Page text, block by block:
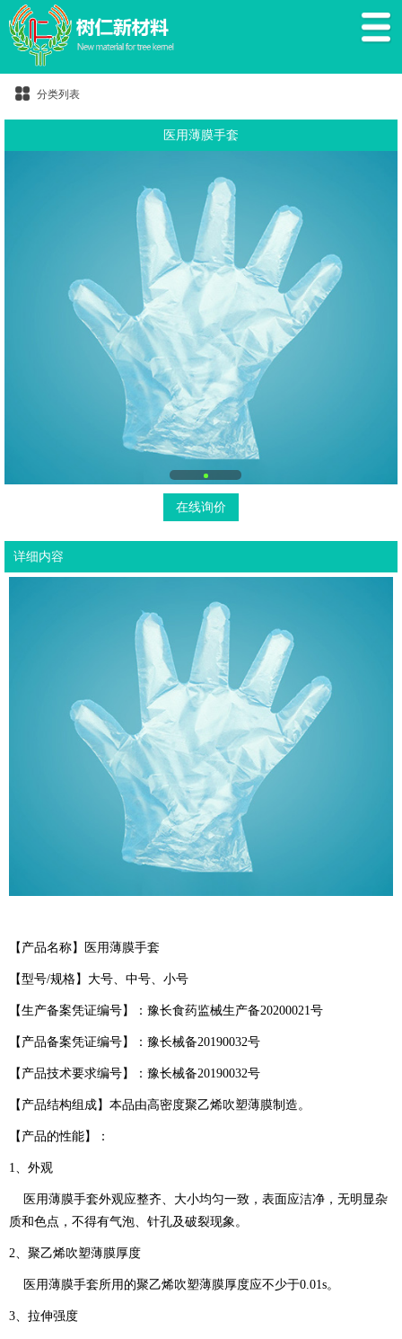
分类列表
医用薄膜手套
在线询价
详细内容
【产品名称】医用薄膜手套
【型号/规格】大号、中号、小号
【生产备案凭证编号】：豫长食药监械生产备20200021号
【产品备案凭证编号】：豫长械备20190032号
【产品技术要求编号】：豫长械备20190032号
【产品结构组成】本品由高密度聚乙烯吹塑薄膜制造。
【产品的性能】：
1、外观
医用薄膜手套外观应整齐、大小均匀一致，表面应洁净，无明显杂
质和色点，不得有气泡、针孔及破裂现象。
2、聚乙烯吹塑薄膜厚度
医用薄膜手套所用的聚乙烯吹塑薄膜厚度应不少于0.01s。
3、拉伸强度